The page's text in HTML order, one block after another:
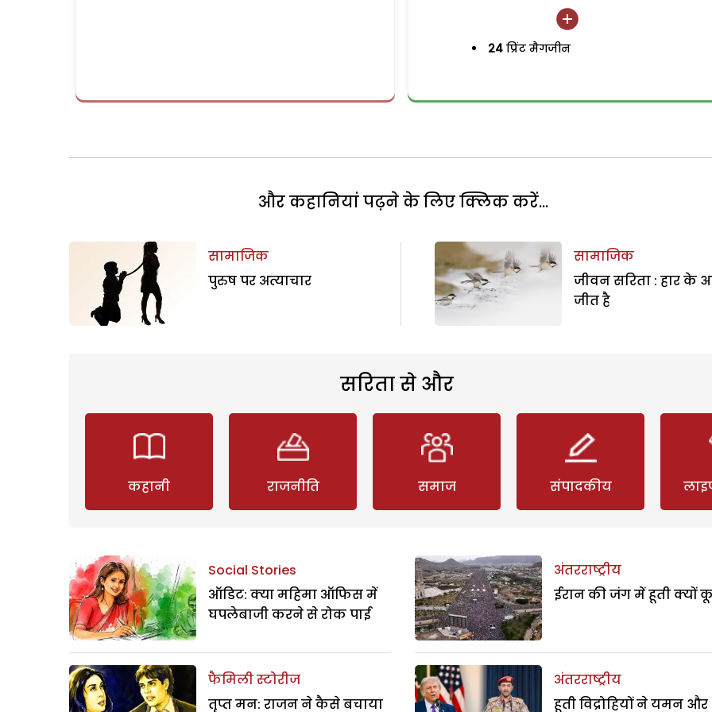
24 प्रिंट मैगजीन
और कहानियां पढ़ने के लिए क्लिक करें...
सामाजिक
पुरुष पर अत्याचार
सामाजिक
जीवन सरिता : हार के
जीत है
सरिता से और
कहानी राजनीति समाज संपादकीय
Social Stories
ऑडिट: क्या महिमा ऑफिस में
घपलेबाजी करने से रोक पाई
फैमिली स्टोरीज
तृप्त मन: राजन ने कैसे बचाया
अंतरराष्ट्रीय
ईरान की जंग में हूती क्यों
अंतरराष्ट्रीय
हूती विद्रोहियों ने यमन और